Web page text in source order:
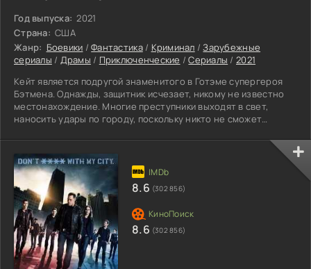
Год выпуска: 2021
Страна: США
Жанр: Боевики /Фантастика/ Криминал /Зарубежные
сериалы / Драмы / Приключенческие /Сериалы / 2021
Кейт является подругой знаменитого в Готэме супергероя
Бэтмена. Однажды, защитник исчезает, никому не известно
местонахождение. Многие преступники выходят в свет,
наносить удары по городу, поскольку никто не сможет
появление Бэтвумен кардинально поменяет взгляды и
будущее человечества. Девушка, берется за спасение
жизней невиновных, став лидером людей. Помимо врагов с
окружения, красавица пытается преодолеть собственного
демона, живущего
8.6 (302 856)
8.6 (302 856)